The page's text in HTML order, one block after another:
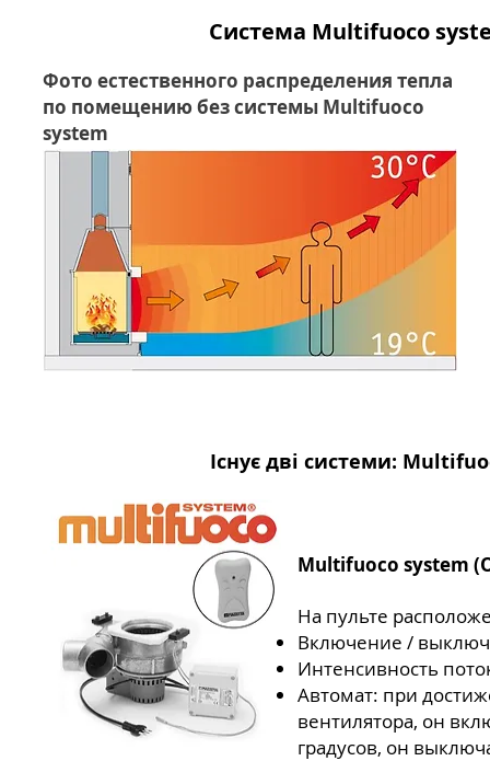
Система Multifuoco
Фото естественного распределения тепла
по помещению без системы Multifuoco
system
Існує дві системи:
Multifuoco system
На пульте
Включение /
Интенсивность
Автомат: при
вентилятора, он
градусов, он